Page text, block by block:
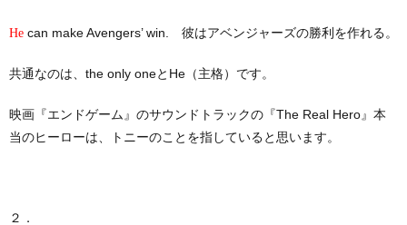
He can make Avengers’ win. 彼はアベンジャーズの勝利を作れる。
共通なのは、the only oneとHe（主格）です。
映画『エンドゲーム』のサウンドトラックの『The Real Hero』本
当のヒーローは、トニーのことを指していると思います。
２．